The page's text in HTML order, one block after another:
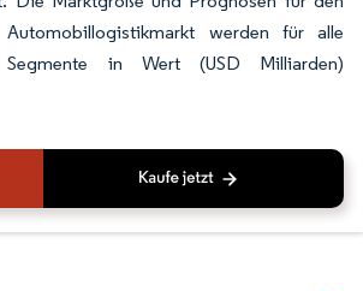
Automobillogistikmarkt werden für alle
in Wert (USD Milliarden)